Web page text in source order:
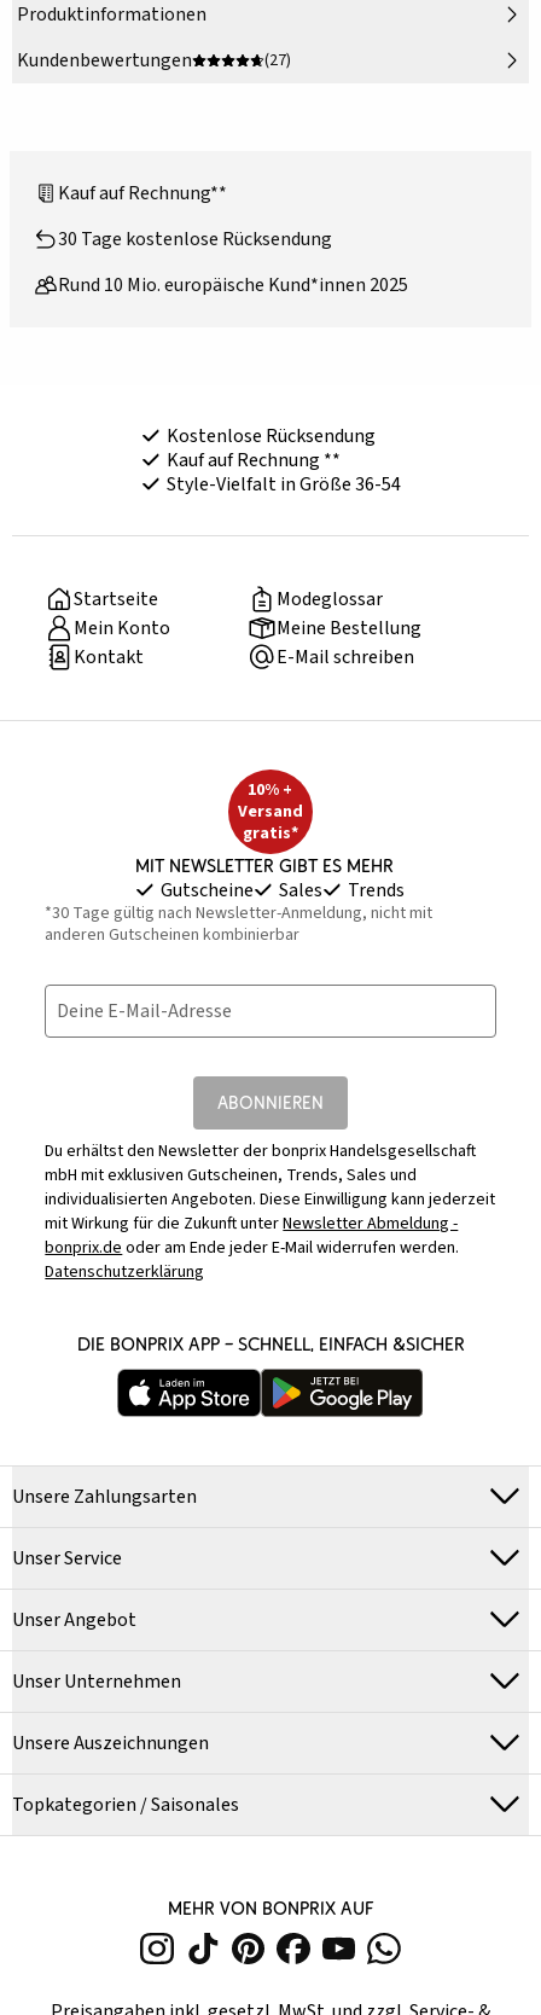
Produktinformationen
Kundenbewertungen
(27)
Kauf auf Rechnung**
30 Tage kostenlose Rücksendung
Rund 10 Mio. europäische Kund*innen 2025
Kostenlose Rücksendung
Kauf auf Rechnung **
Style-Vielfalt in Größe 36-54
Startseite
Modeglossar
Mein Konto
Meine Bestellung
Kontakt
E-Mail schreiben
10% +
Versand
gratis*
Mit Newsletter gibt es mehr
Gutscheine Sales Trends
*30 Tage gültig nach Newsletter-Anmeldung, nicht mit
anderen Gutscheinen kombinierbar
Deine E-Mail-Adresse
ABONNIEREN
Du erhältst den Newsletter der bonprix Handelsgesellschaft
mbH mit exklusiven Gutscheinen, Trends, Sales und
individualisierten Angeboten. Diese Einwilligung kann jederzeit
mit Wirkung für die Zukunft unterNewsletter Abmeldung -
bonprix.deoder am Ende jeder E-Mail widerrufen werden.
Datenschutzerklärung
DIE BONPRIX APP – SCHNELL, EINFACH &SICHER
Unsere Zahlungsarten
Unser Service
Unser Angebot
Unser Unternehmen
Unsere Auszeichnungen
Topkategorien / Saisonales
MEHR VON BONPRIX AUF